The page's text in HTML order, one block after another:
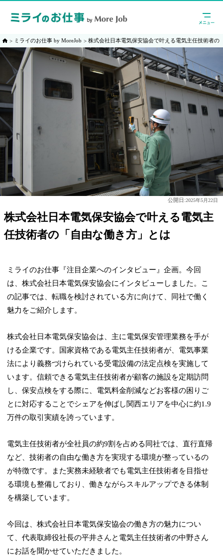
ミライのお仕事 by MoreJob 株式会社日本電気保安協会で叶える電気主任技術者の
公開日:2025年5月22日
株式会社日本電気保安協会で叶える電気主
任技術者の「自由な働き方」とは
ミライのお仕事『注目企業へのインタビュー』企画。今回
は、株式会社日本電気保安協会にインタビューしました。こ
の記事では、転職を検討されている方に向けて、同社で働く
魅力をご紹介します。
株式会社日本電気保安協会は、主に電気保安管理業務を手が
ける企業です。国家資格である電気主任技術者が、電気事業
法により義務づけられている受電設備の法定点検を実施して
います。信頼できる電気主任技術者が顧客の施設を定期訪問
し、保安点検をする際に、電気料金削減などお客様の困りご
とに対応することでシェアを伸ばし関西エリアを中心に約1.9
万件の取引実績を誇っています。
電気主任技術者が全社員の約9割を占める同社では、直行直帰
など、技術者の自由な働き方を実現する環境が整っているの
が特徴です。また実務未経験者でも電気主任技術者を目指せ
る環境も整備しており、働きながらスキルアップできる体制
を構築しています。
今回は、株式会社日本電気保安協会の働き方の魅力につい
て、代表取締役社長の平井さんと電気主任技術者の中野さん
にお話を聞かせていただきました。